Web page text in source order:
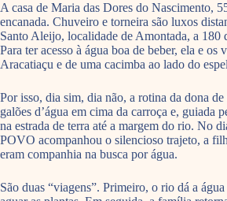
A casa de Maria das Dores do Nascimento,
encanada. Chuveiro e torneira são luxos
Santo Aleijo, localidade de Amontada, a 180
Para ter acesso à água boa de beber, ela e
Aracatiaçu e de uma cacimba ao lado do
Por isso, dia sim, dia não, a rotina da dona
galões d’água em cima da carroça e, guiada
na estrada de terra até a margem do rio. No
POVO acompanhou o silencioso trajeto, a
eram companhia na busca por água.
São duas “viagens”. Primeiro, o rio dá a